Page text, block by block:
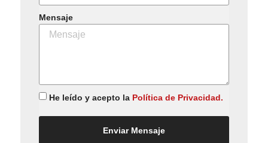
Mensaje
He leído y acepto la Política de Privacidad.
Enviar Mensaje